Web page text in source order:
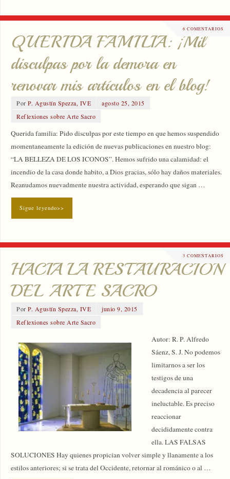
6 COMENTARIOS
QUERIDA FAMILIA: ¡Mil
disculpas por la demora en
renovar mis artículos en el blog!
PorP. Agustín Spezza, IVE
agosto 25, 2015
Reflexiones sobre Arte Sacro
Querida familia: Pido disculpas por este tiempo en que hemos suspendido
momentaneamente la edición de nuevas publicaciones en nuestro blog:
“LA BELLEZA DE LOS ICONOS”. Hemos sufrido una calamidad: el
incendio de la casa donde habito, a Dios gracias, sólo hay daños materiales.
Reanudamos nuevadmente nuestra actividad, esperando que sigan …
Sigue leyendo>>
3 COMENTARIOS
HACIA LA RESTAURACIÓN
DEL ARTE SACRO
PorP. Agustín Spezza, IVE
junio 9, 2015
Reflexiones sobre Arte Sacro
Autor: R. P. Alfredo
Sáenz, S. J. No podemos
limitarnos a ser los
testigos de una
decadencia al parecer
ineluctable. Es preciso
reaccionar
decididamente contra
ella. LAS FALSAS
SOLUCIONES Hay quienes propician volver simple y llanamente a los
estilos anteriores; si se trata del Occidente, retornar al románico o al …